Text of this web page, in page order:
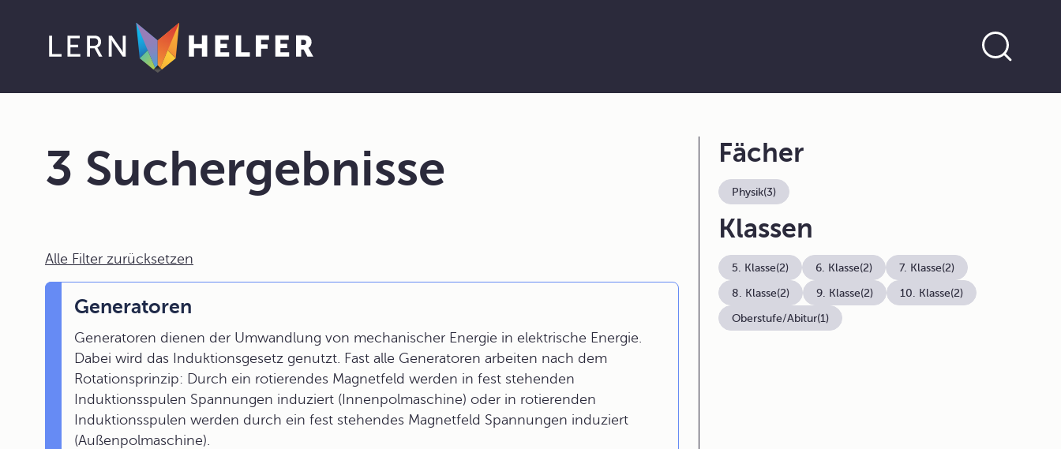
3 Suchergebnisse
Alle Filter zurücksetzen
Generatoren
Generatoren dienen der Umwandlung von mechanischer Energie in elektrische Energie.
Dabei wird das Induktionsgesetz genutzt. Fast alle Generatoren arbeiten nach dem
Rotationsprinzip: Durch ein rotierendes Magnetfeld werden in fest stehenden
Induktionsspulen Spannungen induziert (Innenpolmaschine) oder in rotierenden
Induktionsspulen werden durch ein fest stehendes Magnetfeld Spannungen induziert
(Außenpolmaschine).
Fächer
Physik(3)
Klassen
5. Klasse(2) 6. Klasse(2) 7. Klasse(2)
8. Klasse(2) 9. Klasse(2) 10. Klasse(2)
Oberstufe/Abitur(1)